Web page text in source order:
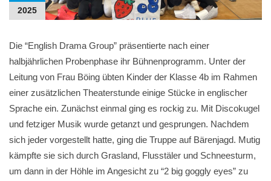
2025
Die “English Drama Group” präsentierte nach einer
halbjährlichen Probenphase ihr Bühnenprogramm. Unter der
Leitung von Frau Böing übten Kinder der Klasse 4b im Rahmen
einer zusätzlichen Theaterstunde einige Stücke in englischer
Sprache ein. Zunächst einmal ging es rockig zu. Mit Discokugel
und fetziger Musik wurde getanzt und gesprungen. Nachdem
sich jeder vorgestellt hatte, ging die Truppe auf Bärenjagd. Mutig
kämpfte sie sich durch Grasland, Flusstäler und Schneesturm,
um dann in der Höhle im Angesicht zu “2 big goggly eyes” zu